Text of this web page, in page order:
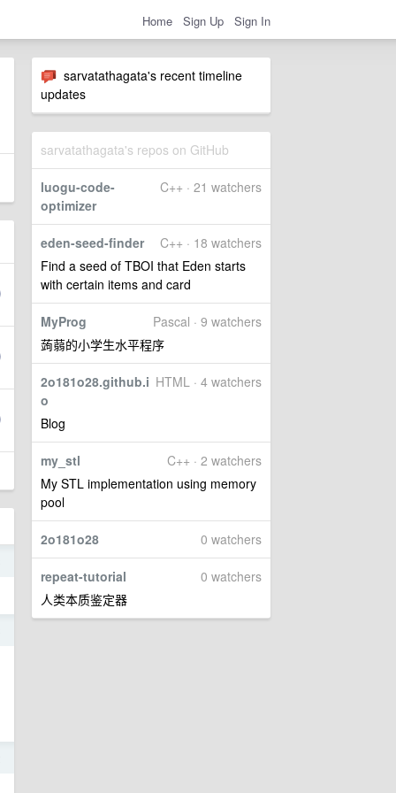
Home Sign Up Sign In
sarvatathagata's recent timeline
updates
sarvatathagata's repos on GitHub
C++ · 21 watchers
luogu-code-
optimizer
C++ · 18 watchers
eden-seed-finder
Find a seed of TBOI that Eden starts
with certain items and card
Pascal · 9 watchers
MyProg
蒟蒻的小学生水平程序
HTML · 4 watchers
2o181o28.github.i
o
Blog
C++ · 2 watchers
my_stl
My STL implementation using memory
pool
0 watchers
2o181o28
0 watchers
repeat-tutorial
人类本质鉴定器